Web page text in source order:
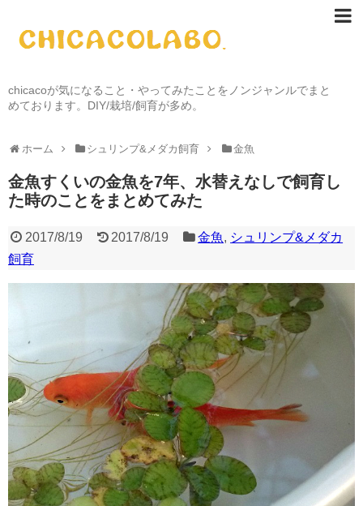
chicacoが気になること・やってみたことをノンジャンルでまと
めております。DIY/栽培/飼育が多め。
ホーム シュリンプ&メダカ飼育 金魚
金魚すくいの金魚を7年、水替えなしで飼育し
た時のことをまとめてみた
2017/8/19 2017/8/19 金魚, シュリンプ&メダカ
飼育